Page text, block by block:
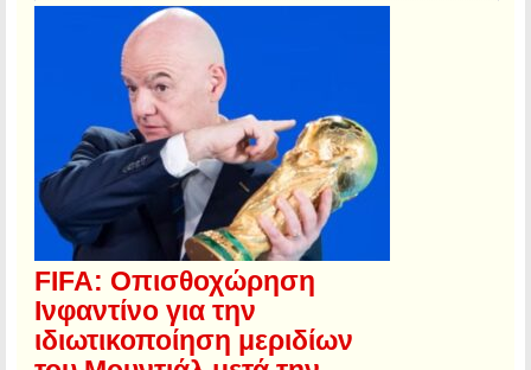
FIFA: Οπισθοχώρηση
Ινφαντίνο για την
ιδιωτικοποίηση μεριδίων